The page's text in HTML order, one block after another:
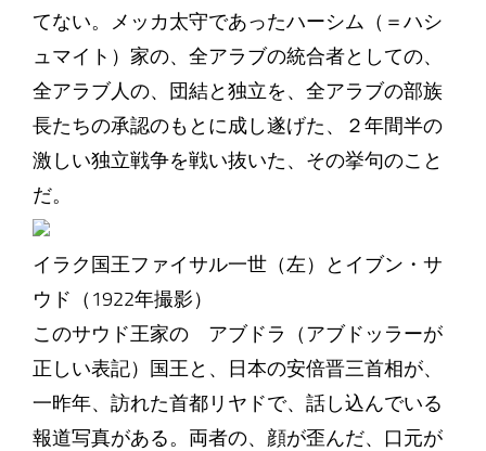
てない。メッカ太守であったハーシム（＝ハシ
ュマイト）家の、全アラブの統合者としての、
全アラブ人の、団結と独立を、全アラブの部族
長たちの承認のもとに成し遂げた、２年間半の
激しい独立戦争を戦い抜いた、その挙句のこと
だ。
イラク国王ファイサル一世（左）とイブン・サ
ウド（1922年撮影）
このサウド王家の アブドラ（アブドッラーが
正しい表記）国王と、日本の安倍晋三首相が、
一昨年、訪れた首都リヤドで、話し込んでいる
報道写真がある。両者の、顔が歪んだ、口元が